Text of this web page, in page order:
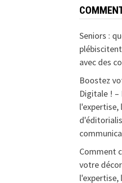
Seniors :
avec des
Boostez
Digitale !
l'expertise,
Comment
votre
l'expertise,